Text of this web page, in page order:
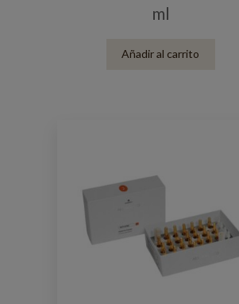
ml
Añadir al carrito